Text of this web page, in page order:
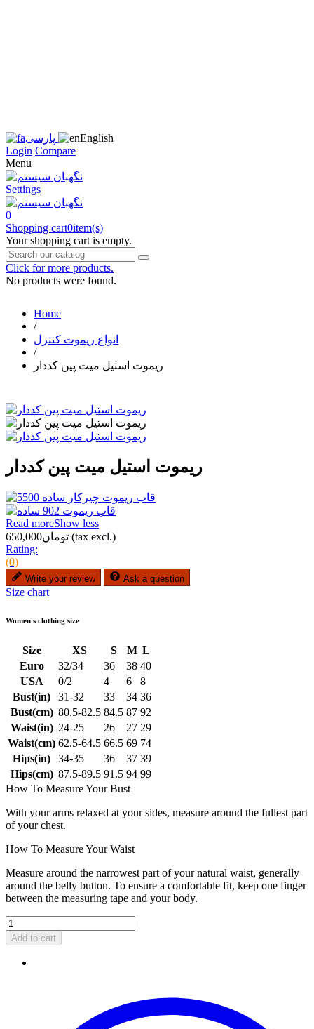
پارسی
English
Login Compare
Menu
Settings
0
Shopping cart0item(s)
Your shopping cart is empty.
Click for more products.
No products were found.
Home
/
انواع ریموت کنترل
/
ریموت استیل میت پین کددار
ریموت استیل میت پین کددار
Read moreShow less
تومان650,000 (tax excl.)
Rating:
(0)
Write your review Ask a question
Size chart
Women's clothing size
Size XS S M L
Euro
32/34 36 38 40
USA
0/2 4 6
8
Bust(in)
31-32 33 34 36
Bust(cm) 80.5-82.5 84.5 87 92
Waist(in) 24-25 26 27 29
Waist(cm) 62.5-64.5 66.5 69 74
Hips(in)
34-35 36 37 39
Hips(cm) 87.5-89.5 91.5 94 99
How To Measure Your Bust
With your arms relaxed at your sides, measure around the fullest part
of your chest.
How To Measure Your Waist
Measure around the narrowest part of your natural waist, generally
around the belly button. To ensure a comfortable fit, keep one finger
between the measuring tape and your body.
Add to cart